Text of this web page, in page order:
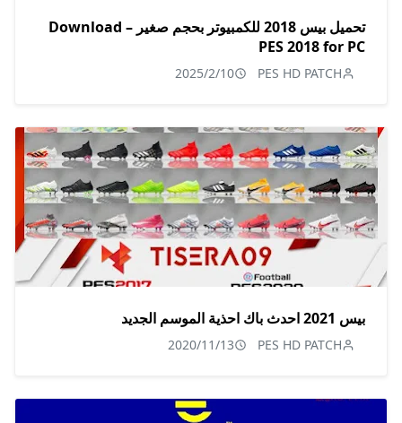
تحميل بيس 2018 للكمبيوتر بحجم صغير – Download
PES 2018 for PC
PES HD PATCH
2025/2/10
بيس 2021 احدث باك احذية الموسم الجديد
PES HD PATCH
2020/11/13